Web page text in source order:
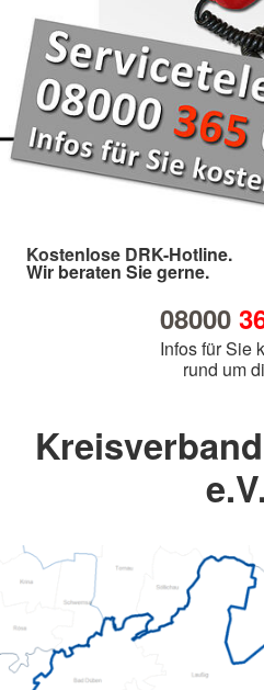
Kostenlose DRK-Hotline.
Wir beraten Sie gerne.
08000
Infos für Sie
rund um
e.V.